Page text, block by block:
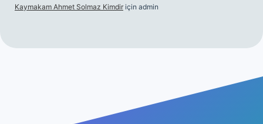
Kaymakam Ahmet Solmaz Kimdir için admin